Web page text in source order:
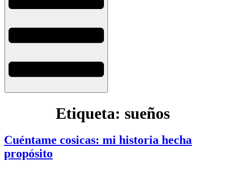
Etiqueta: sueños
Cuéntame cosicas: mi historia hecha
propósito